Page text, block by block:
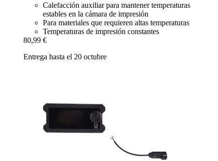
Calefacción auxiliar para mantener temperaturas
estables en la cámara de impresión
Para materiales que requieren altas temperaturas
Temperaturas de impresión constantes
80,99 €
Entrega hasta el 20 octubre